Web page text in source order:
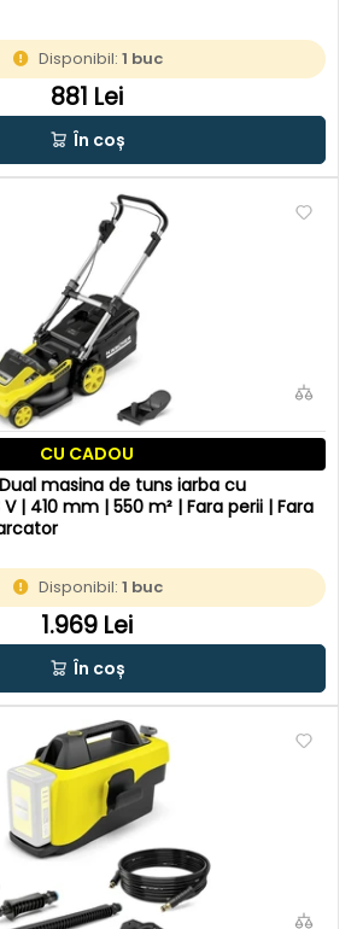
Disponibil:1 buc
881 Lei
În coș
CU CADOU
masina de tuns iarba cu
| 410 mm | 550 m² | Fara perii | Fara
Disponibil:1 buc
1.969 Lei
În coș